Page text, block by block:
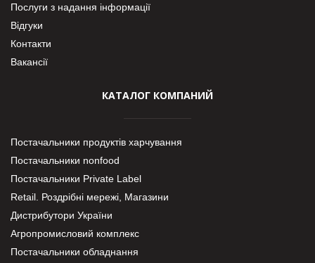
Послуги з надання інформації
Відгуки
Контакти
Вакансії
КАТАЛОГ КОМПАНИЙ
Постачальники продуктів харчування
Постачальники nonfood
Постачальники Private Label
Retail. Роздрібні мережі, Магазини
Дистрибутори України
Агропромисловий комплекс
Постачальники обладнання